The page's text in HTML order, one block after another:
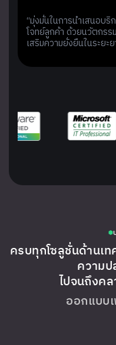
“มุ่งมั่นในการนำเสนอบริ
โจทย์ลูกค้า ด้วยนวัตกรร
เสริมความยั่งยืนในระยะย
ครบทุกโซลูชั่นด้านเท
ความป
ไปจนถึงค
ออกแบบ